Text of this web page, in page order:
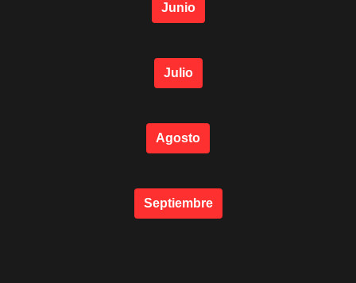
Junio
Julio
Agosto
Septiembre